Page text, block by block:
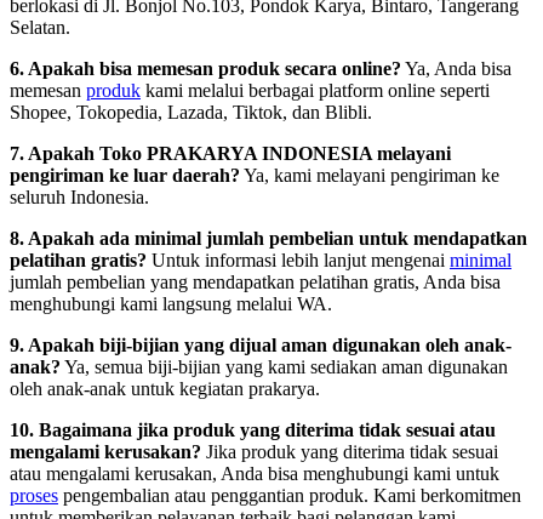
berlokasi di Jl. Bonjol No.103, Pondok Karya, Bintaro, Tangerang
Selatan.
6. Apakah bisa memesan produk secara online? Ya, Anda bisa
memesan produk kami melalui berbagai platform online seperti
Shopee, Tokopedia, Lazada, Tiktok, dan Blibli.
7. Apakah Toko PRAKARYA INDONESIA melayani
pengiriman ke luar daerah? Ya, kami melayani pengiriman ke
seluruh Indonesia.
8. Apakah ada minimal jumlah pembelian untuk mendapatkan
pelatihan gratis? Untuk informasi lebih lanjut mengenai minimal
jumlah pembelian yang mendapatkan pelatihan gratis, Anda bisa
menghubungi kami langsung melalui WA.
9. Apakah biji-bijian yang dijual aman digunakan oleh anak-
anak? Ya, semua biji-bijian yang kami sediakan aman digunakan
oleh anak-anak untuk kegiatan prakarya.
10. Bagaimana jika produk yang diterima tidak sesuai atau
mengalami kerusakan? Jika produk yang diterima tidak sesuai
atau mengalami kerusakan, Anda bisa menghubungi kami untuk
proses pengembalian atau penggantian produk. Kami berkomitmen